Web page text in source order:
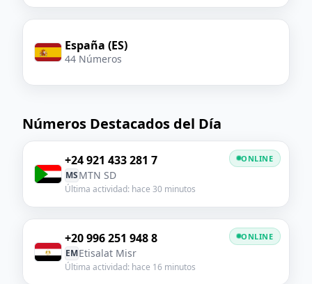
España (ES)
44 Números
Números Destacados del Día
+24 921 433 281 7
MSMTN SD
Última actividad: hace 30 minutos
ONLINE
+20 996 251 948 8
EMEtisalat Misr
Última actividad: hace 16 minutos
ONLINE